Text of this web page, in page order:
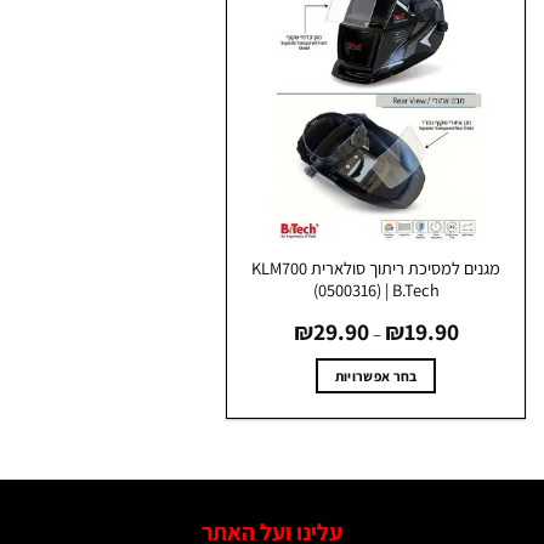
מגנים למסיכת ריתוך סולארית KLM700
(0500316) | B.Tech
₪19.90
–
₪29.90
בחר אפשרויות
עלינו ועל האתר